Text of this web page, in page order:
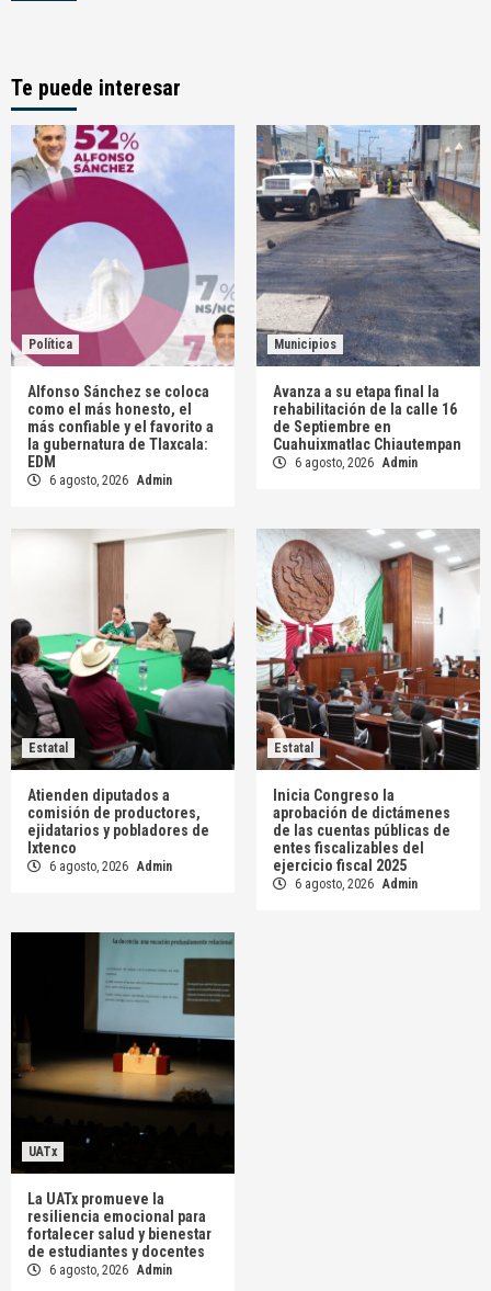
Te puede interesar
Política
Alfonso Sánchez se coloca
como el más honesto, el
más confiable y el favorito a
la gubernatura de Tlaxcala:
EDM
6 agosto, 2026 Admin
Municipios
Avanza a su etapa final la
rehabilitación de la calle 16
de Septiembre en
Cuahuixmatlac Chiautempan
6 agosto, 2026 Admin
Estatal
Atienden diputados a
comisión de productores,
ejidatarios y pobladores de
Ixtenco
6 agosto, 2026 Admin
Estatal
Inicia Congreso la
aprobación de dictámenes
de las cuentas públicas de
entes fiscalizables del
ejercicio fiscal 2025
6 agosto, 2026 Admin
UATx
La UATx promueve la
resiliencia emocional para
fortalecer salud y bienestar
de estudiantes y docentes
6 agosto, 2026 Admin